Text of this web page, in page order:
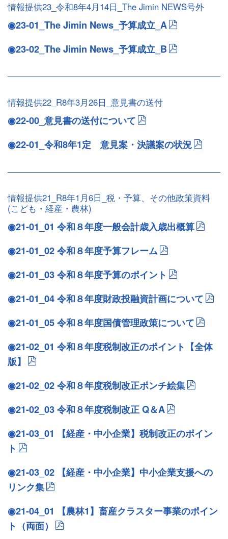
情報提供23_令和8年4月14日_The Jimin NEWS号外
◉23-01_The Jimin News_予算成立_A
◉23-02_The Jimin News_予算成立_B
情報提供22_R8年3月26日_意見書の送付
◉22-00_意見書の送付について
◉22-01_令和8年1定 意見案・決議案の状況
情報提供21_R8年1月6日_税・予算、その他政策資料
(こども・経産・農林)
◉21-01_01 令和８年度一般会計歳入歳出概算
◉21-01_02 令和８年度予算フレーム
◉21-01_03 令和８年度予算のポイント
◉21-01_04 令和８年度財政投融資計画について
◉21-01_05 令和８年度国債管理政策について
◉21-02_01 令和８年度税制改正のポイント【全体
版】
◉21-02_02 令和８年度税制改正ポンチ絵集
◉21-02_03 令和８年度税制改正 Q＆A
◉21-03_01 【経産・中小企業】税制改正のポイン
ト
◉21-03_02 【経産・中小企業】中小企業支援への
リンク集
◉21-04_01 【農林1】畜産クラスター事業のポイン
ト（両面）